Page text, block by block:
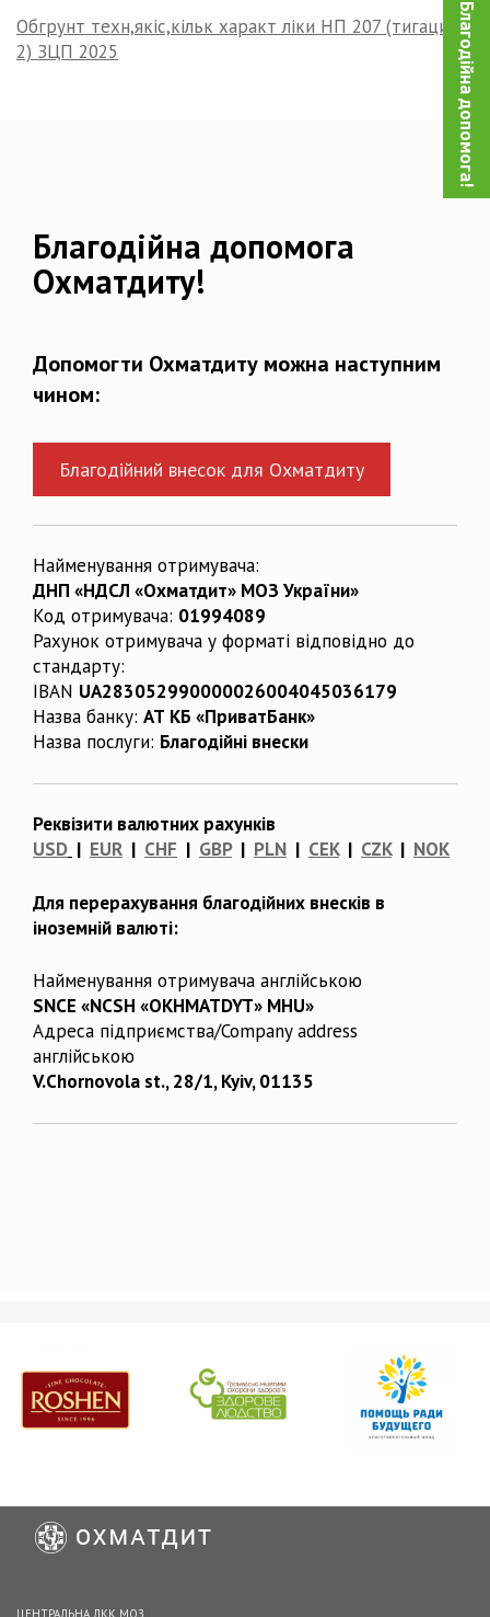
Благодійна допомога!
Обгрунт техн,якіс,кільк характ ліки НП 207 (тигацил
2) ЗЦП 2025
Благодійна допомога
Охматдиту!
Допомогти Охматдиту можна наступним
чином:
Благодійний внесок для Охматдиту
Найменування отримувача:
ДНП «НДСЛ «Охматдит» МОЗ України»
Код отримувача: 01994089
Рахунок отримувача у форматі відповідно до
стандарту:
IBAN UA283052990000026004045036179
Назва банку: АТ КБ «ПриватБанк»
Назва послуги: Благодійні внески
Реквізити валютних рахунків
USD | EUR | CHF | GBP| PLN | CEK| CZK| NOK
Для перерахування благодійних внесків в
іноземній валюті:
Найменування отримувача англійською
SNCE «NCSH «OKHMATDYT» MHU»
Адреса підприємства/Company address
англійською
V.Chornovola st., 28/1, Kyiv, 01135